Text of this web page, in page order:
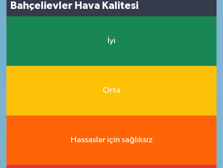
Bahçelievler Hava Kalitesi
İyi
Orta
Hassaslar için sağlıksız